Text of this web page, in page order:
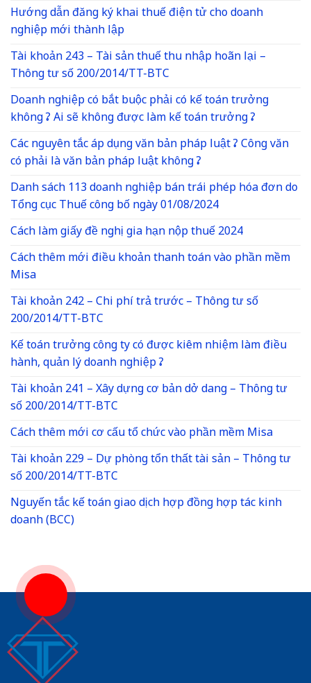
Hướng dẫn đăng ký khai thuế điện tử cho doanh
nghiệp mới thành lập
Tài khoản 243 – Tài sản thuế thu nhập hoãn lại –
Thông tư số 200/2014/TT-BTC
Doanh nghiệp có bắt buộc phải có kế toán trưởng
không ? Ai sẽ không được làm kế toán trưởng ?
Các nguyên tắc áp dụng văn bản pháp luật ? Công văn
có phải là văn bản pháp luật không ?
Danh sách 113 doanh nghiệp bán trái phép hóa đơn do
Tổng cục Thuế công bố ngày 01/08/2024
Cách làm giấy đề nghị gia hạn nộp thuế 2024
Cách thêm mới điều khoản thanh toán vào phần mềm
Misa
Tài khoản 242 – Chi phí trả trước – Thông tư số
200/2014/TT-BTC
Kế toán trưởng công ty có được kiêm nhiệm làm điều
hành, quản lý doanh nghiệp ?
Tài khoản 241 – Xây dựng cơ bản dở dang – Thông tư
số 200/2014/TT-BTC
Cách thêm mới cơ cấu tổ chức vào phần mềm Misa
Tài khoản 229 – Dự phòng tổn thất tài sản – Thông tư
số 200/2014/TT-BTC
Nguyến tắc kế toán giao dịch hợp đồng hợp tác kinh
doanh (BCC)